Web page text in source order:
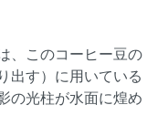
、このコーヒー豆の
出す）に用いている
の光柱が水面に煌め